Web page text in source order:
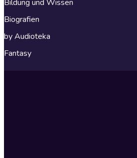
Bildung und Wissen
Biografien
by Audioteka
Fantasy